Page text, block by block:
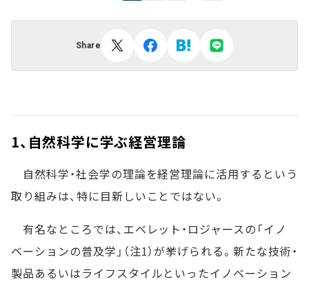
Share
1、自然科学に学ぶ経営理論
自然科学・社会学の理論を経営理論に活用するという
取り組みは、特に目新しいことではない。
有名なところでは、エベレット・ロジャースの「イノ
ベーションの普及学」（注1）が挙げられる。新たな技術・
製品あるいはライフスタイルといったイノベーション